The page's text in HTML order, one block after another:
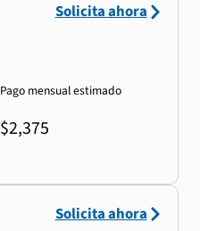
Pago mensual estimado
$2,375
Solicita ahora
Solicita ahora